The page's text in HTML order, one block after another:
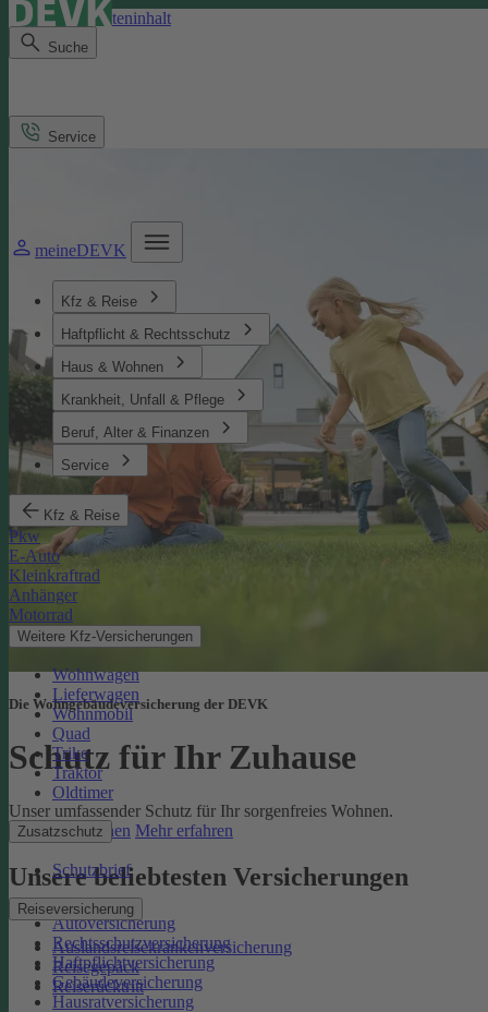
Direkt zum Seiteninhalt
Suche
meineDEVK
Kfz & Reise
Haftpflicht & Rechtsschutz
Haus & Wohnen
Krankheit, Unfall & Pflege
Beruf, Alter & Finanzen
Service
Kfz & Reise
Pkw
E-Auto
Kleinkraftrad
Anhänger
Motorrad
Weitere Kfz-Versicherungen
Wohnwagen
Lieferwagen
Wohnmobil
Quad
Trike
Traktor
Oldtimer
Zusatzschutz
Schutzbrief
Reiseversicherung
Auslandsreisekrankenversicherung
Reisegepäck
Reiserücktritt
Service
Die Wohngebäudeversicherung der DEVK
Schutz für Ihr Zuhause
Unser umfassender Schutz für Ihr sorgenfreies Wohnen.
Online berechnen Mehr erfahren
Unsere beliebtesten Versicherungen
Autoversicherung
Rechtsschutzversicherung
Haftpflichtversicherung
Gebäudeversicherung
Hausratversicherung